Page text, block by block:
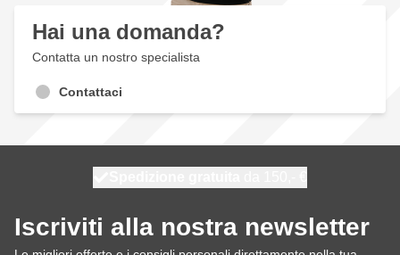
Hai una domanda?
Contatta un nostro specialista
Contattaci
Iscriviti alla nostra newsletter